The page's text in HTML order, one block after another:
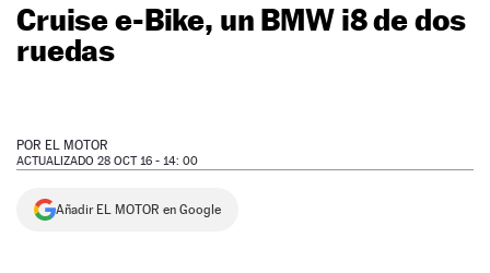
MOTOS
TECNOLOGÍA
SERVICIOS
NEWSLETTER
Cruise e-Bike, un BMW i8 de dos
ruedas
POR EL MOTOR
ACTUALIZADO 28 OCT 16 - 14: 00
Añadir EL MOTOR en Google